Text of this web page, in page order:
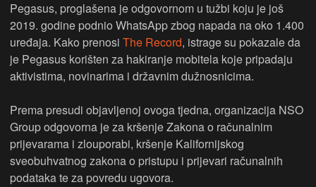
Pegasus, proglašena je odgovornom u tužbi koju je još
2019. godine podnio WhatsApp zbog napada na oko 1.400
uređaja. Kako prenosi The Record, istrage su pokazale da
je Pegasus korišten za hakiranje mobitela koje pripadaju
aktivistima, novinarima i državnim dužnosnicima.
Prema presudi objavljenoj ovoga tjedna, organizacija NSO
Group odgovorna je za kršenje Zakona o računalnim
prijevarama i zlouporabi, kršenje Kalifornijskog
sveobuhvatnog zakona o pristupu i prijevari računalnih
podataka te za povredu ugovora.